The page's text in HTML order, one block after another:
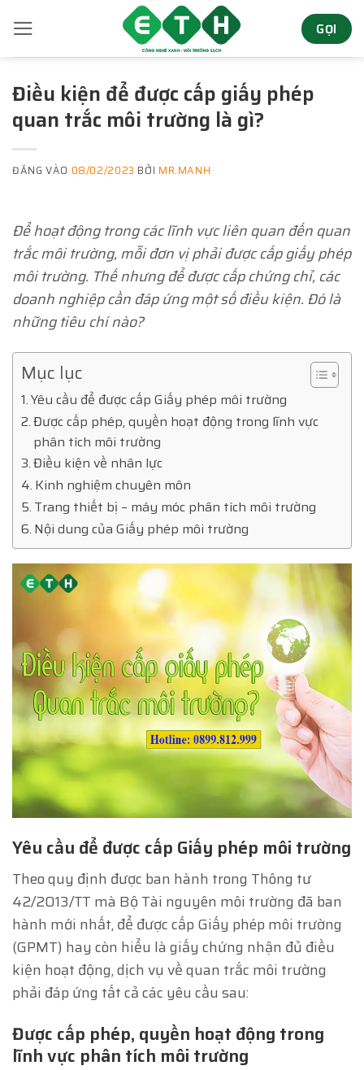
qua
nội
dung
GỌI
Điều kiện để được cấp giấy phép
quan trắc môi trường là gì?
ĐĂNG VÀO 08/02/2023 BỞI MR.MANH
Để hoạt động trong các lĩnh vực liên quan đến quan
trắc môi trường, mỗi đơn vị phải được cấp giấy phép
môi trường. Thế nhưng để được cấp chứng chỉ, các
doanh nghiệp cần đáp ứng một số điều kiện. Đó là
những tiêu chí nào?
Mục lục
Yêu cầu để được cấp Giấy phép môi trường
Được cấp phép, quyền hoạt động trong lĩnh vực
phân tích môi trường
Điều kiện về nhân lực
Kinh nghiệm chuyên môn
Trang thiết bị – máy móc phân tích môi trường
Nội dung của Giấy phép môi trường
Yêu cầu để được cấp Giấy phép môi trường
Theo quy định được ban hành trong Thông tư
42/2013/TT mà Bộ Tài nguyên môi trường đã ban
hành mới nhất, để được cấp Giấy phép môi trường
(GPMT) hay còn hiểu là giấy chứng nhận đủ điều
kiện hoạt động, dịch vụ về quan trắc môi trường
phải đáp ứng tất cả các yêu cầu sau:
Được cấp phép, quyền hoạt động trong
lĩnh vực phân tích môi trường